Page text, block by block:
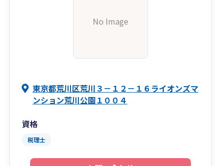
No Image
東京都荒川区荒川３－１２－１６ライオンズマ
ンション荒川公園１００４
資格
税理士